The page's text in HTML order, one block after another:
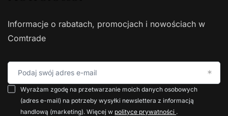
Informacje o rabatach, promocjach i nowościach w
Comtrade
Podaj swój adres e-mail
Wyrażam zgodę na przetwarzanie moich danych osobowych
(adres e-mail) na potrzeby wysyłki newslettera z informacją
handlową (marketing). Więcej w polityce prywatności .